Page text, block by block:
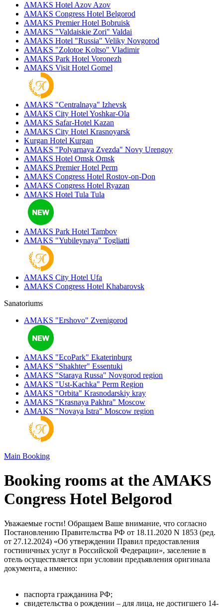
AMAKS Hotel Azov Azov
AMAKS Congress Hotel Belgorod
AMAKS Premier Hotel Bobruisk
AMAKS "Valdaiskie Zori" Valdai
AMAKS Hotel "Russia" Veliky Novgorod
AMAKS "Zolotoe Koltso" Vladimir
AMAKS Park Hotel Voronezh
AMAKS Visit Hotel Gomel
AMAKS "Centralnaya" Izhevsk
AMAKS City Hotel Yoshkar-Ola
AMAKS Safar-Hotel Kazan
AMAKS City Hotel Krasnoyarsk
Kurgan Hotel Kurgan
AMAKS "Polyarnaya Zvezda" Novy Urengoy
AMAKS Hotel Omsk Omsk
AMAKS Premier Hotel Perm
AMAKS Congress Hotel Rostov-on-Don
AMAKS Congress Hotel Ryazan
AMAKS Hotel Tula Tula
AMAKS Park Hotel Tambov
AMAKS "Yubileynaya" Togliatti
AMAKS City Hotel Ufa
AMAKS Congress Hotel Khabarovsk
Sanatoriums
AMAKS "Ershovo" Zvenigorod
AMAKS "EcoPark" Ekaterinburg
AMAKS "Shakhter" Essentuki
AMAKS "Staraya Russa" Novgorod region
AMAKS "Ust-Kachka" Perm Region
AMAKS "Orbita" Krasnodarskiy kray
AMAKS "Krasnaya Pakhra" Moscow
AMAKS "Novaya Istra" Moscow region
Main Booking
Booking rooms at the AMAKS
Congress Hotel Belgorod
Уважаемые гости! Обращаем Ваше внимание, что согласно
Постановлению Правительства РФ от 18.11.2020 N 1853 (ред.
от 27.12.2024) «Об утверждении Правил предоставления
гостиничных услуг в Российской Федерации», заселение в
отель осуществляется при условии предъявления оригинала
документа, а именно:
паспорта гражданина РФ;
свидетельства о рождении – для лица, не достигшего 14-